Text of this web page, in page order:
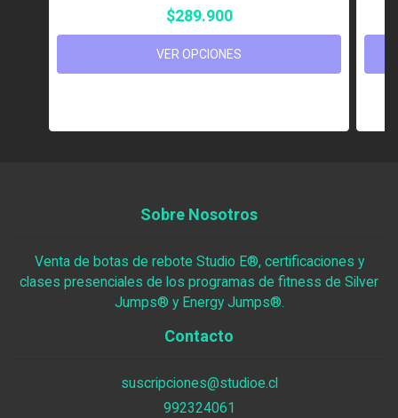
$289.900
VER OPCIONES
Sobre Nosotros
Venta de botas de rebote Studio E®, certificaciones y
clases presenciales de los programas de fitness de Silver
Jumps® y Energy Jumps®.
Contacto
suscripciones@studioe.cl
992324061